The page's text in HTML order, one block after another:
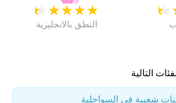
★
★
★
★
★
النطق بالانجليزية
★
شعبية في السواحلية